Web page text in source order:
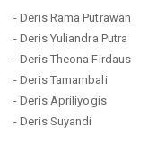
- Deris Rama Putrawan
- Deris Yuliandra Putra
- Deris Theona Firdaus
- Deris Tamambali
- Deris Apriliyogis
- Deris Suyandi